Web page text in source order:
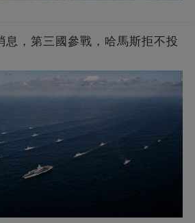
息，第三國參戰，哈馬斯拒不投